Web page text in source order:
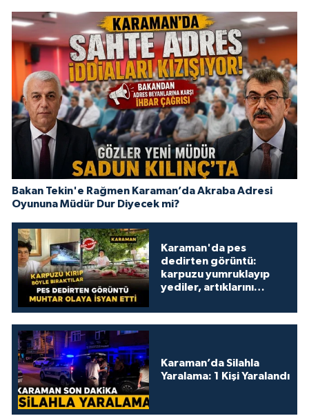
Bakan Tekin'e Rağmen Karaman’da Akraba Adresi
Oyununa Müdür Dur Diyecek mi?
Karaman'da pes
dedirten görüntü:
karpuzu yumruklayıp
yediler, artıklarını
Karaman’da Silahla
Yaralama: 1 Kişi Yaralandı